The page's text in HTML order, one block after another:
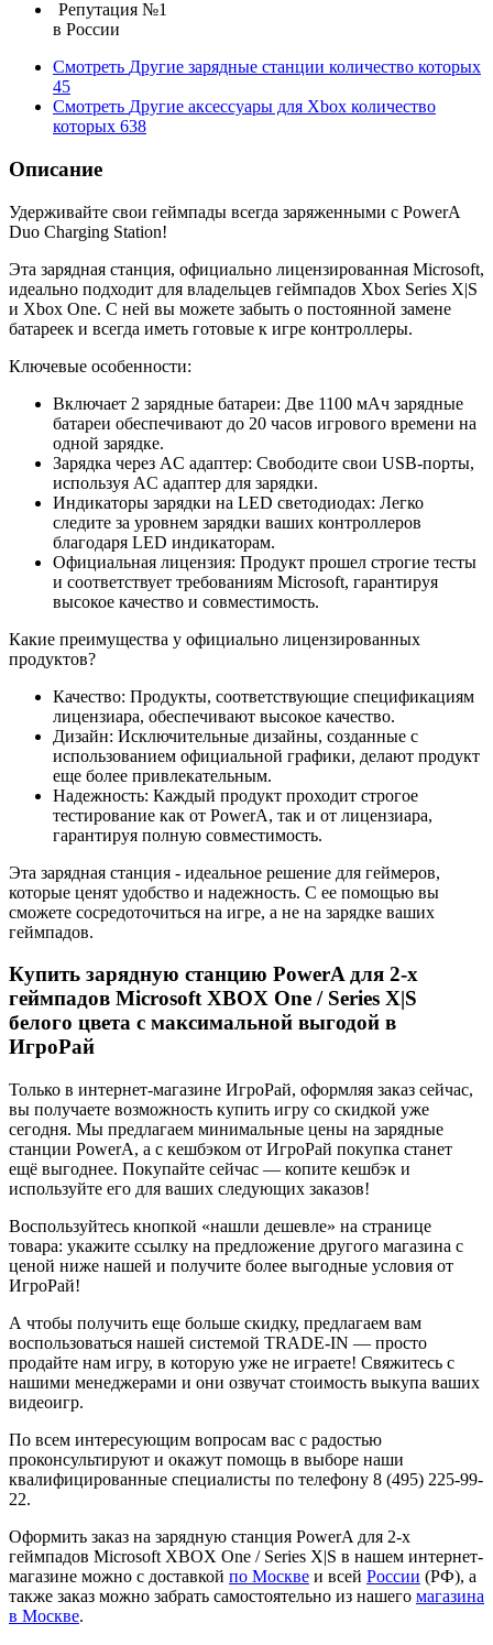
Репутация №1
в России
Смотреть Другие зарядные станции количество которых
45
Смотреть Другие аксессуары для Xbox количество
которых 638
Описание
Удерживайте свои геймпады всегда заряженными с PowerA
Duo Charging Station!
Эта зарядная станция, официально лицензированная Microsoft,
идеально подходит для владельцев геймпадов Xbox Series X|S
и Xbox One. С ней вы можете забыть о постоянной замене
батареек и всегда иметь готовые к игре контроллеры.
Ключевые особенности:
Включает 2 зарядные батареи: Две 1100 мАч зарядные
батареи обеспечивают до 20 часов игрового времени на
одной зарядке.
Зарядка через AC адаптер: Свободите свои USB-порты,
используя AC адаптер для зарядки.
Индикаторы зарядки на LED светодиодах: Легко
следите за уровнем зарядки ваших контроллеров
благодаря LED индикаторам.
Официальная лицензия: Продукт прошел строгие тесты
и соответствует требованиям Microsoft, гарантируя
высокое качество и совместимость.
Какие преимущества у официально лицензированных
продуктов?
Качество: Продукты, соответствующие спецификациям
лицензиара, обеспечивают высокое качество.
Дизайн: Исключительные дизайны, созданные с
использованием официальной графики, делают продукт
еще более привлекательным.
Надежность: Каждый продукт проходит строгое
тестирование как от PowerA, так и от лицензиара,
гарантируя полную совместимость.
Эта зарядная станция - идеальное решение для геймеров,
которые ценят удобство и надежность. С ее помощью вы
сможете сосредоточиться на игре, а не на зарядке ваших
геймпадов.
Купить зарядную станцию PowerA для 2-х
геймпадов Microsoft XBOX One / Series X|S
белого цвета с максимальной выгодой в
ИгроРай
Только в интернет-магазине ИгроРай, оформляя заказ сейчас,
вы получаете возможность купить игру со скидкой уже
сегодня. Мы предлагаем минимальные цены на зарядные
станции PowerA, а с кешбэком от ИгроРай покупка станет
ещё выгоднее. Покупайте сейчас — копите кешбэк и
используйте его для ваших следующих заказов!
Воспользуйтесь кнопкой «нашли дешевле» на странице
товара: укажите ссылку на предложение другого магазина с
ценой ниже нашей и получите более выгодные условия от
ИгроРай!
А чтобы получить еще больше скидку, предлагаем вам
воспользоваться нашей системой TRADE-IN — просто
продайте нам игру, в которую уже не играете! Свяжитесь с
нашими менеджерами и они озвучат стоимость выкупа ваших
видеоигр.
По всем интересующим вопросам вас с радостью
проконсультируют и окажут помощь в выборе наши
квалифицированные специалисты по телефону 8 (495) 225-99-
22.
Оформить заказ на зарядную станция PowerA для 2-х
геймпадов Microsoft XBOX One / Series X|S в нашем интернет-
магазине можно с доставкой по Москве и всей России (РФ), а
также заказ можно забрать самостоятельно из нашего магазина
в Москве.